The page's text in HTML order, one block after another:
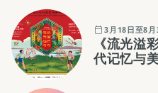
3月18日至8月
《流光溢
代记忆与